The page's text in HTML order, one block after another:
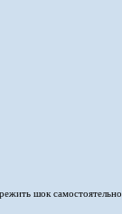
шок самостоятельно.